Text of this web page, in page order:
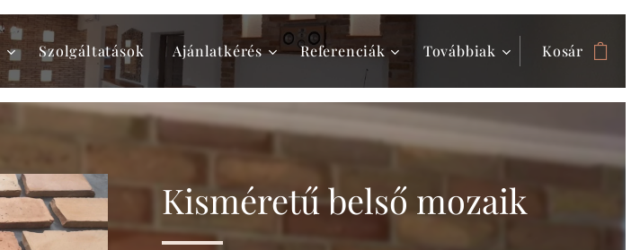
Szolgáltatások Ajánlatkérés Referenciák Továbbiak Kosár
Kisméretű belső mozaik